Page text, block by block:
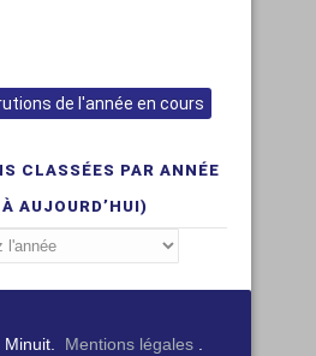
de l'année en cours
CLASSÉES PAR ANNÉE
AUJOURD’HUI)
Mentions légales .